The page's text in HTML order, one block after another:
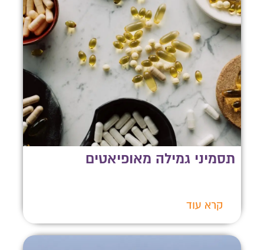
תסמיני גמילה מאופיאטים
קרא עוד